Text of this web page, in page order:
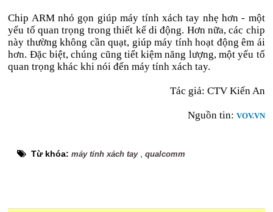
Chip ARM nhỏ gọn giúp máy tính xách tay nhẹ hơn - một
yếu tố quan trọng trong thiết kế di động. Hơn nữa, các chip
này thường không cần quạt, giúp máy tính hoạt động êm ái
hơn. Đặc biệt, chúng cũng tiết kiệm năng lượng, một yếu tố
quan trọng khác khi nói đến máy tính xách tay.
Tác giả: CTV Kiến An
Nguồn tin: VOV.VN
Từ khóa:máy tính xách tay,qualcomm